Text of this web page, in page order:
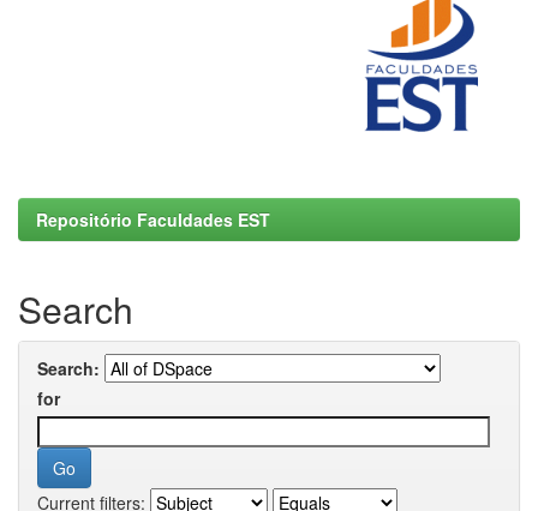
Repositório Faculdades EST
Search
Search:
for
Current filters: